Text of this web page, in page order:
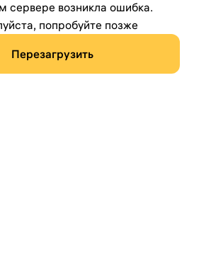
сервере возникла ошибка.
попробуйте позже
Перезагрузить